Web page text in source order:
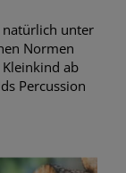
natürlich unter
Normen
ab
Percussion